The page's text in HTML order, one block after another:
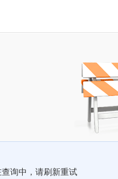
查询中，请刷新重试